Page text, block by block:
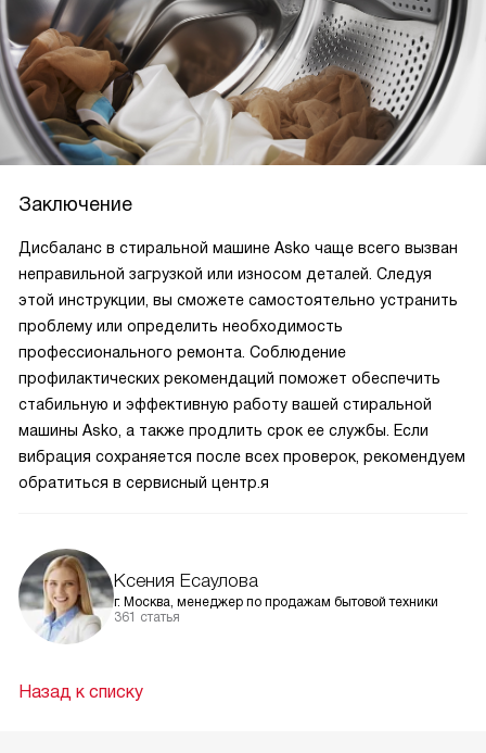
Заключение
Дисбаланс в стиральной машине Asko чаще всего вызван
неправильной загрузкой или износом деталей. Следуя
этой инструкции, вы сможете самостоятельно устранить
проблему или определить необходимость
профессионального ремонта. Соблюдение
профилактических рекомендаций поможет обеспечить
стабильную и эффективную работу вашей стиральной
машины Asko, а также продлить срок ее службы. Если
вибрация сохраняется после всех проверок, рекомендуем
обратиться в сервисный центр.я
Ксения Есаулова
г. Москва, менеджер по продажам бытовой техники
361 статья
Назад к списку